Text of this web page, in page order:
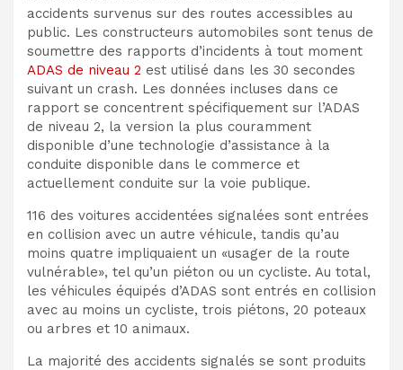
accidents survenus sur des routes accessibles au
public. Les constructeurs automobiles sont tenus de
soumettre des rapports d’incidents à tout moment
ADAS de niveau 2 est utilisé dans les 30 secondes
suivant un crash. Les données incluses dans ce
rapport se concentrent spécifiquement sur l’ADAS
de niveau 2, la version la plus couramment
disponible d’une technologie d’assistance à la
conduite disponible dans le commerce et
actuellement conduite sur la voie publique.
116 des voitures accidentées signalées sont entrées
en collision avec un autre véhicule, tandis qu’au
moins quatre impliquaient un «usager de la route
vulnérable», tel qu’un piéton ou un cycliste. Au total,
les véhicules équipés d’ADAS sont entrés en collision
avec au moins un cycliste, trois piétons, 20 poteaux
ou arbres et 10 animaux.
La majorité des accidents signalés se sont produits